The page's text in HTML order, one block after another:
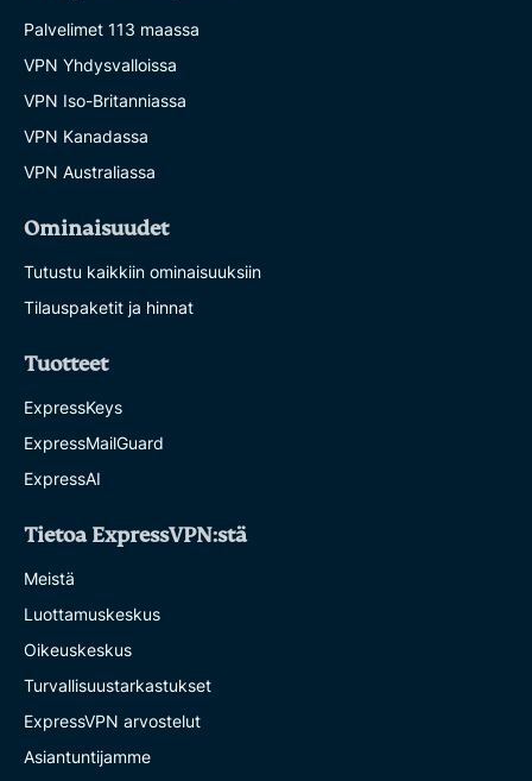
Palvelimet 113 maassa
VPN Yhdysvalloissa
VPN Iso-Britanniassa
VPN Kanadassa
VPN Australiassa
Ominaisuudet
Tutustu kaikkiin ominaisuuksiin
Tilauspaketit ja hinnat
Tuotteet
ExpressKeys
ExpressMailGuard
ExpressAI
Tietoa ExpressVPN:stä
Meistä
Luottamuskeskus
Oikeuskeskus
Turvallisuustarkastukset
ExpressVPN arvostelut
Asiantuntijamme